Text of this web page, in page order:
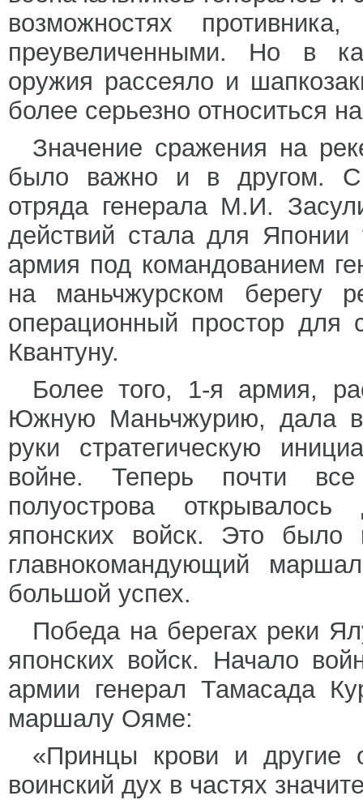
возможностях
преувеличенными. Но в
оружия рассеяло и
более серьезно относиться
Значение сражения на
было важно и в другом. С
отряда генерала М.И.
действий стала для
армия под командованием
на маньчжурском
операционный простор для
Квантуну.
Более того, 1-я армия,
Южную Маньчжурию, дала
руки стратегическую
войне. Теперь почти
полуострова
японских войск. Это
главнокомандующий
большой успех.
Победа на берегах реки
японских войск. Начало
армии генерал Тамасада
маршалу Ояме:
«Принцы крови и другие
воинский дух в частях